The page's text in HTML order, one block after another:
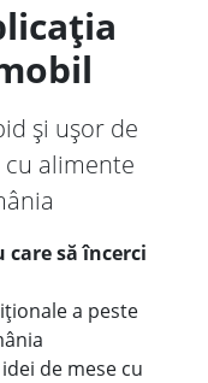
și ușor de
alimente
să încerci
a peste
de mese cu